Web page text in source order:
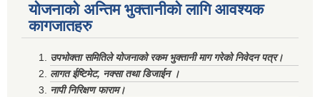
योजनाको अन्तिम भुक्तानीको लागि आवश्यक
कागजातहरु
उपभोक्ता समितिले योजनाको रकम भुक्तानी माग गरेको निवेदन पत्र।
लागत ईष्टिमेट, नक्सा तथा डिजाईन ।
नापी निरिक्षण फाराम।